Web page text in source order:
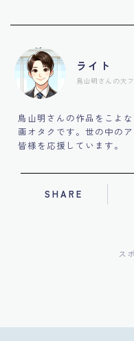
ライト
鳥山明さんの大
鳥山明さんの作品をこよ
画オタクです。世の中の
皆様を応援しています。
SHARE
ス